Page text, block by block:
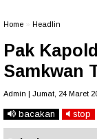
Home Headlin
Pak
Samkwan
Admin | Jumat, 24 Maret
bacakan stop